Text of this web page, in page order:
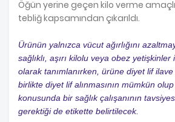
Öğün yerine geçen kilo verme
tebliğ kapsamından çıkarıldı.
Ürünün yalnızca vücut ağırlığını
sağlıklı, aşırı kilolu veya obez
olarak tanımlanırken, ürüne diyet lif
birlikte diyet lif alınmasının mümkün olup
konusunda bir sağlık çalışanının
gerektiği de etikette belirtilecek.